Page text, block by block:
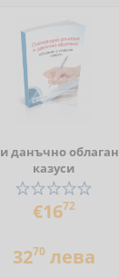
данъчно
казуси
€1672
3270лева